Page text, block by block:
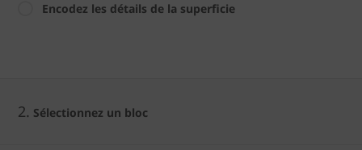
Encodez les détails de la superficie
2. Sélectionnez un bloc